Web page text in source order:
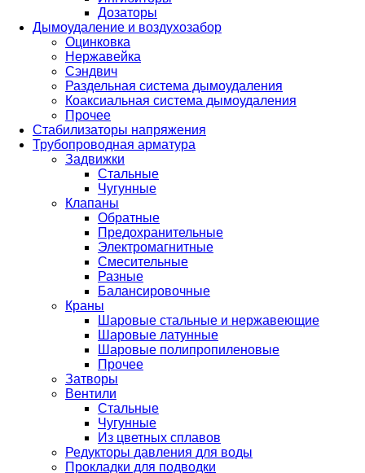
Дозаторы
Дымоудаление и воздухозабор
Оцинковка
Нержавейка
Сэндвич
Раздельная система дымоудаления
Коаксиальная система дымоудаления
Прочее
Стабилизаторы напряжения
Трубопроводная арматура
Задвижки
Стальные
Чугунные
Клапаны
Обратные
Предохранительные
Электромагнитные
Смесительные
Разные
Балансировочные
Краны
Шаровые стальные и нержавеющие
Шаровые латунные
Шаровые полипропиленовые
Прочее
Затворы
Вентили
Стальные
Чугунные
Из цветных сплавов
Редукторы давления для воды
Прокладки для подводки